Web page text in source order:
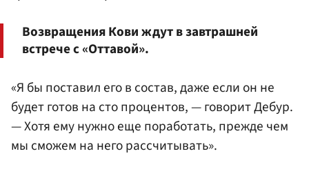
Возвращения Кови ждут в завтрашней
встрече с «Оттавой».
«Я бы поставил его в состав, даже если он не
будет готов на сто процентов, — говорит Дебур.
— Хотя ему нужно еще поработать, прежде чем
мы сможем на него рассчитывать».